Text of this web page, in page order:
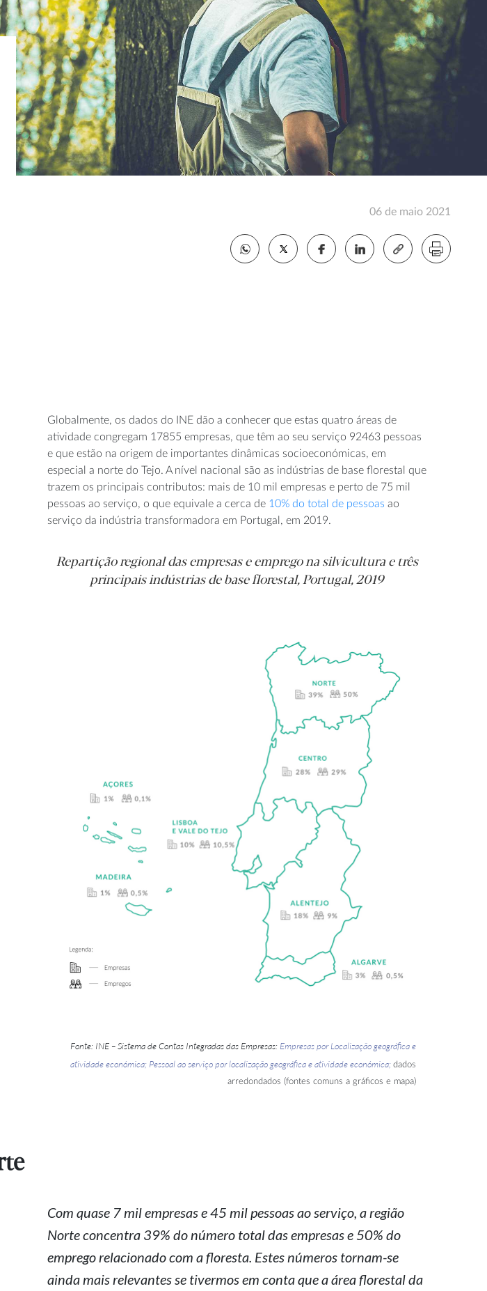
06 de maio 2021
Globalmente, os dados do INE dão a conhecer que estas quatro áreas de
atividade congregam 17855 empresas, que têm ao seu serviço 92463 pessoas
e que estão na origem de importantes dinâmicas socioeconómicas, em
especial a norte do Tejo. A nível nacional são as indústrias de base florestal que
trazem os principais contributos: mais de 10 mil empresas e perto de 75 mil
pessoas ao serviço, o que equivale a cerca de 10% do total de pessoas ao
serviço da indústria transformadora em Portugal, em 2019.
Repartição regional das empresas e emprego na silvicultura e três
principais indústrias de base florestal, Portugal, 2019
Fonte: INE – Sistema de Contas Integradas das Empresas: Empresas por Localização geográfica e
atividade económica; Pessoal ao serviço por localização geográfica e atividade económica; dados
arredondados (fontes comuns a gráficos e mapa)
Com quase 7 mil empresas e 45 mil pessoas ao serviço, a região
Norte concentra 39% do número total das empresas e 50% do
emprego relacionado com a floresta. Estes números tornam-se
ainda mais relevantes se tivermos em conta que a área florestal da